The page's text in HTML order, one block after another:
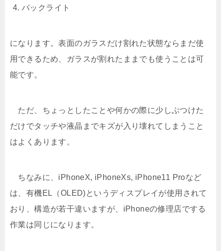
バックライト
になります。表面のガラスだけ割れた状態ならまだ使
用できるため、ガラスが割れたままでも使うことは可
能です。
ただ、ちょっとしたことや何かの際に少しぶつけた
だけでタッチや液晶までキズが入り壊れてしまうこと
はよくあります。
ちなみに、iPhoneX, iPhoneXs, iPhone11 Proなど
は、有機EL（OLED)というディスプレイが使用されて
おり、構造が若干違いますが、iPhoneの修理店でする
作業は同じになります。